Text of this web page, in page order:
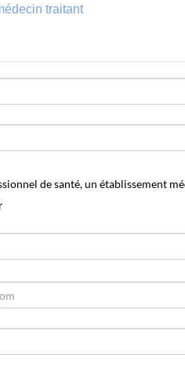
traitant
de santé, un établissement